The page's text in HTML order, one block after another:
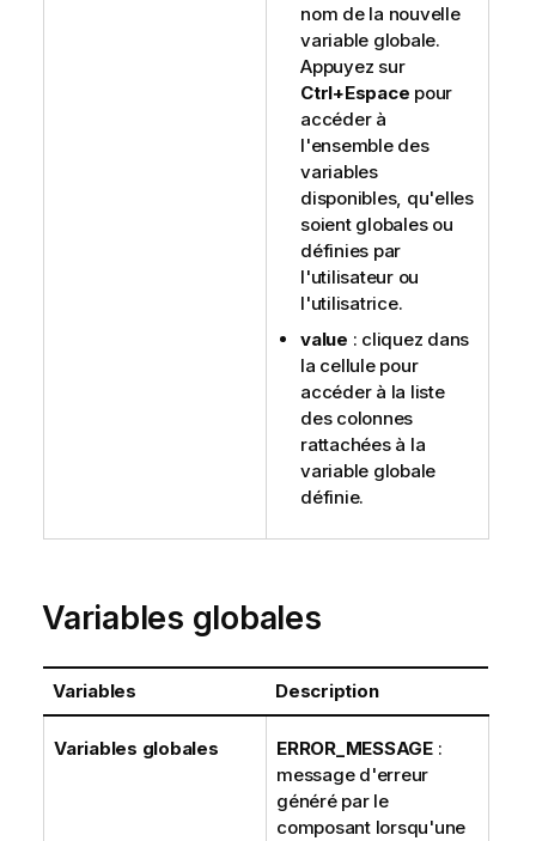
nom de la nouvelle
variable globale.
Appuyez sur
Ctrl+Espace pour
accéder à
l'ensemble des
variables
disponibles, qu'elles
soient globales ou
définies par
l'utilisateur ou
l'utilisatrice.
value : cliquez dans
la cellule pour
accéder à la liste
des colonnes
rattachées à la
variable globale
définie.
Variables globales
Variables Description
Variables globales ERROR_MESSAGE:
message d'erreur
généré par le
composant lorsqu'une